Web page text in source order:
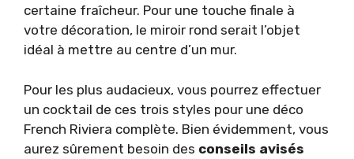
certaine fraîcheur. Pour une touche finale à
votre décoration, le miroir rond serait l’objet
idéal à mettre au centre d’un mur.
Pour les plus audacieux, vous pourrez effectuer
un cocktail de ces trois styles pour une déco
French Riviera complète. Bien évidemment, vous
aurez sûrement besoin des conseils avisés